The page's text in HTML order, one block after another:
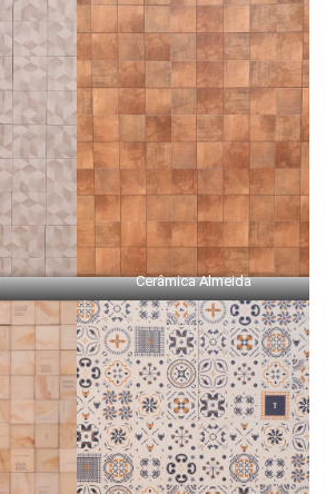
Cerâmica Almeida